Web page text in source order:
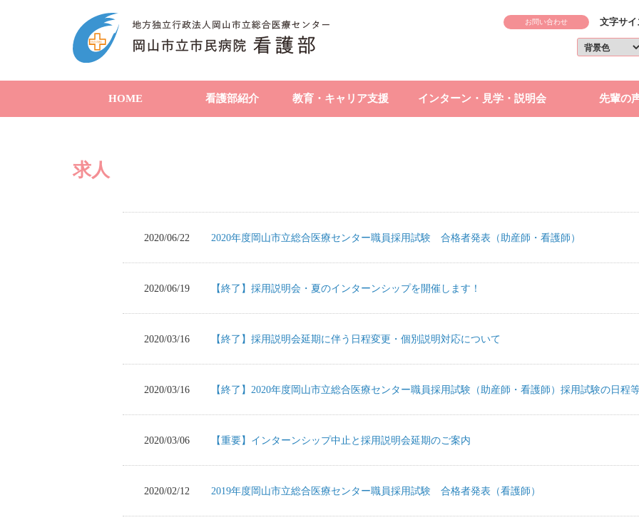
お問い合わせ 文字サイ
HOME 看護部紹介 教育・キャリア支援 インターン・見学・説明会 先輩の
求人
2020/06/22 2020年度岡山市立総合医療センター職員採用試験 合格者発表（助産師・看護師）
2020/06/19 【終了】採用説明会・夏のインターンシップを開催します！
2020/03/16 【終了】採用説明会延期に伴う日程変更・個別説明対応について
2020/03/16 【終了】2020年度岡山市立総合医療センター職員採用試験（助産師・看護師）採用試験の日程
2020/03/06 【重要】インターンシップ中止と採用説明会延期のご案内
2020/02/12 2019年度岡山市立総合医療センター職員採用試験 合格者発表（看護師）